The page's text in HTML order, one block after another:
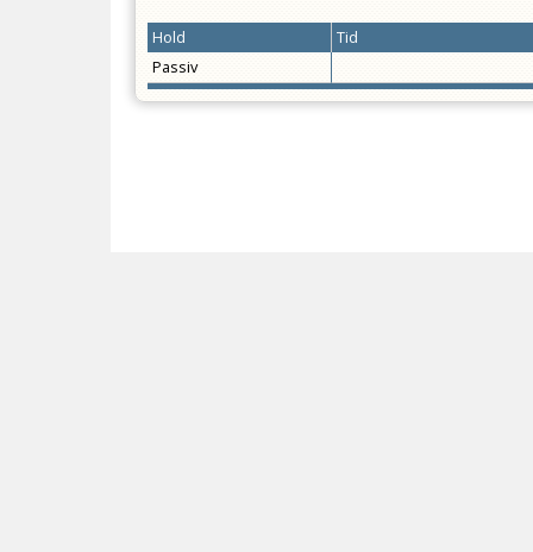
Hold
Tid
Passiv